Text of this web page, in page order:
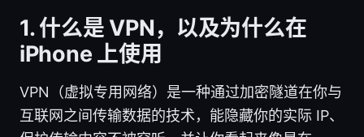
1. 什么是 VPN，以及为什么在
iPhone 上使用
VPN（虚拟专用网络）是一种通过加密隧道在你与
互联网之间传输数据的技术，能隐藏你的实际 IP、